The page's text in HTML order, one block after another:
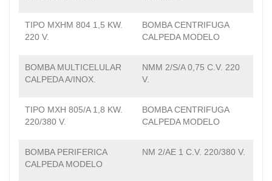
TIPO MXHM 804 1,5 KW.
220 V.
BOMBA CENTRIFUGA
CALPEDA MODELO
BOMBA MULTICELULAR
CALPEDA A/INOX.
NMM 2/S/A 0,75 C.V. 220
V.
TIPO MXH 805/A 1,8 KW.
220/380 V.
BOMBA CENTRIFUGA
CALPEDA MODELO
BOMBA PERIFERICA
CALPEDA MODELO
NM 2/AE 1 C.V. 220/380 V.